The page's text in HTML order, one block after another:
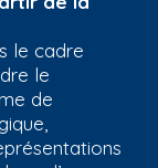
le cadre
le
de